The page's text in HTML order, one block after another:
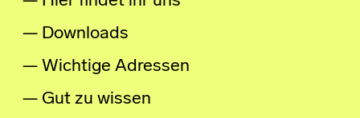
Downloads
Wichtige Adressen
Gut zu wissen